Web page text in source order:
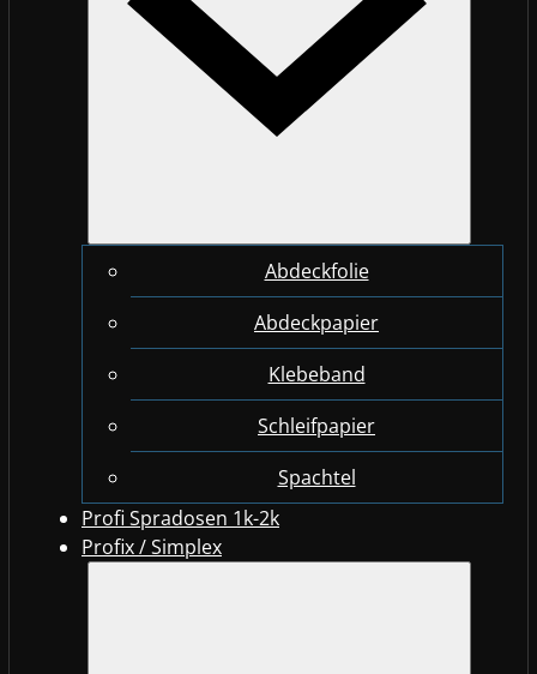
Abdeckfolie
Abdeckpapier
Klebeband
Schleifpapier
Spachtel
Profi Spradosen 1k-2k
Profix / Simplex